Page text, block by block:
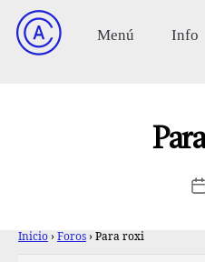
Inicio › Foros › Para roxi